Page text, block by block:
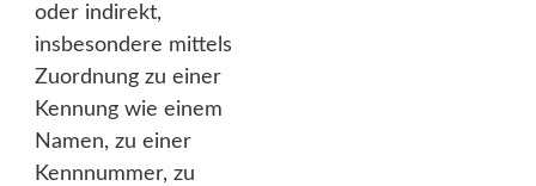
oder indirekt,
insbesondere mittels
Zuordnung zu einer
Kennung wie einem
Namen, zu einer
Kennnummer, zu